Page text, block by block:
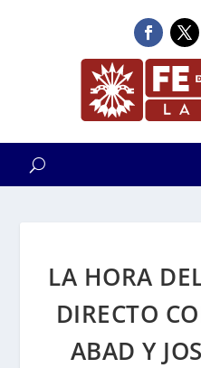
LA HORA
DIRECTO
ABAD Y